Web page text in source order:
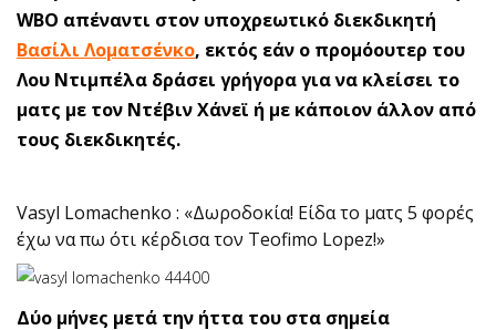
WBO απέναντι στον υποχρεωτικό διεκδικητή
Βασίλι Λοματσένκο, εκτός εάν ο προμόουτερ του
Λου Ντιμπέλα δράσει γρήγορα για να κλείσει το
ματς με τον Ντέβιν Χάνεϊ ή με κάποιον άλλον από
τους διεκδικητές.
Vasyl Lomachenko : «Δωροδοκία! Είδα το ματς 5 φορές
έχω να πω ότι κέρδισα τον Teofimo Lopez!»
Δύο μήνες μετά την ήττα του στα σημεία